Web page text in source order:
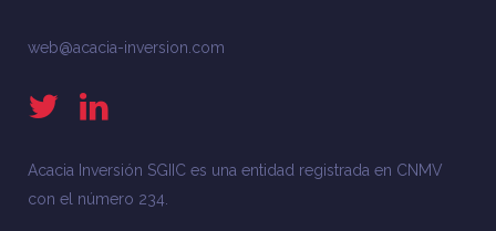
web@acacia-inversion.com
Acacia Inversión SGIIC es una entidad registrada en CNMV
con el número 234.